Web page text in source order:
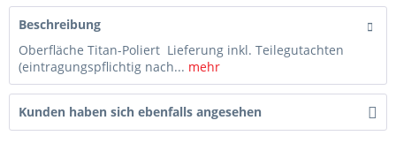
Beschreibung
Oberfläche Titan-Poliert Lieferung inkl. Teilegutachten
(eintragungspflichtig nach... mehr
Kunden haben sich ebenfalls angesehen